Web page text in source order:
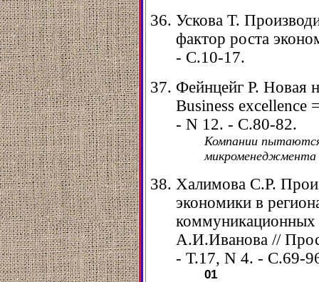
Ускова Т.
фактор роста
- С.10-17.
Фейнцейг Р. Новая
Business excellence
- N 12. - С.80-82.
Компании
микроменеджмента
Халимова С.Р.
экономики в
коммуникационных
А.И.Иванова //
- Т.17, N 4. - С.69-
01